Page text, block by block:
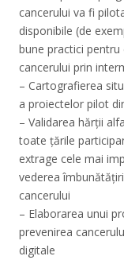
cancerului va fi
disponibile (de
bune practici
cancerului prin
– Cartografierea
a proiectelor pilot
– Validarea hărții
toate țările
extrage cele mai
vederea
cancerului
– Elaborarea unui
prevenirea
digitale